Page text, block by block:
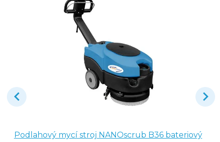
Podlahový mycí stroj NANOscrub B36 bateriový